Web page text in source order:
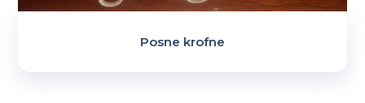
Posne krofne